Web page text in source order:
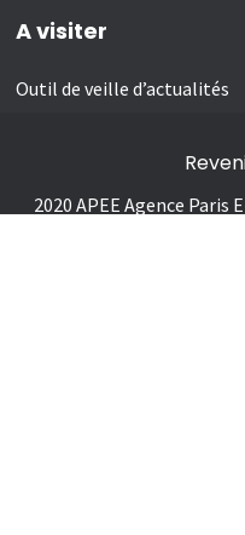
A visiter
Outil de veille d’actualités
2020 APEE Agence Paris